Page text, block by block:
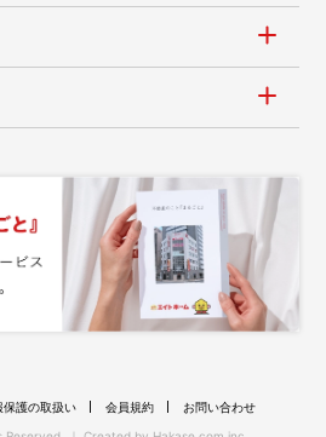
保護の取扱い 会員規約
お問い合わせ